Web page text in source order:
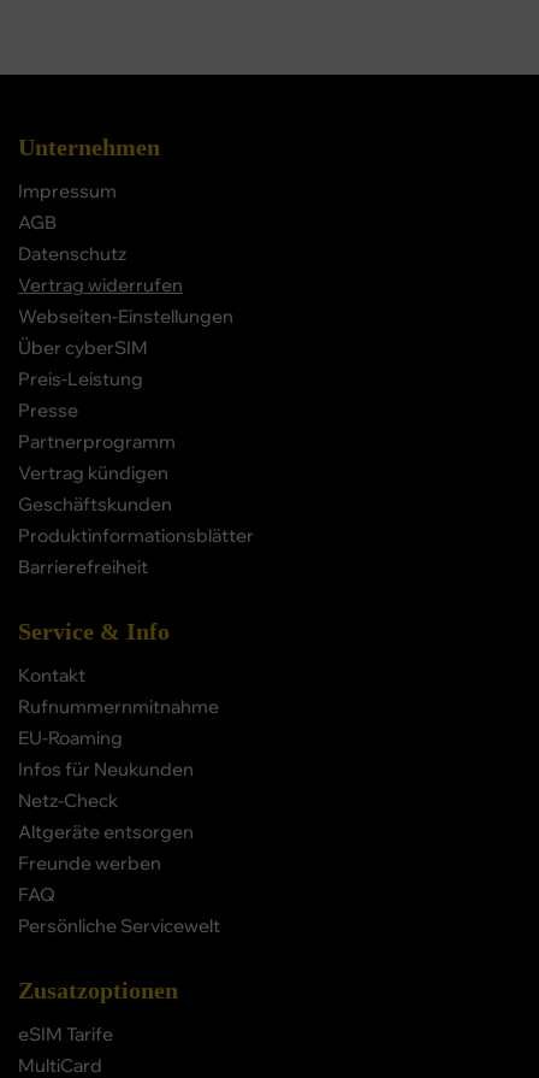
Unternehmen
Impressum
AGB
Datenschutz
Vertrag widerrufen
Webseiten-Einstellungen
Über cyberSIM
Preis-Leistung
Presse
Partnerprogramm
Vertrag kündigen
Geschäftskunden
Produktinformationsblätter
Barrierefreiheit
Service & Info
Kontakt
Rufnummernmitnahme
EU-Roaming
Infos für Neukunden
Netz-Check
Altgeräte entsorgen
Freunde werben
FAQ
Persönliche Servicewelt
Zusatzoptionen
eSIM Tarife
MultiCard